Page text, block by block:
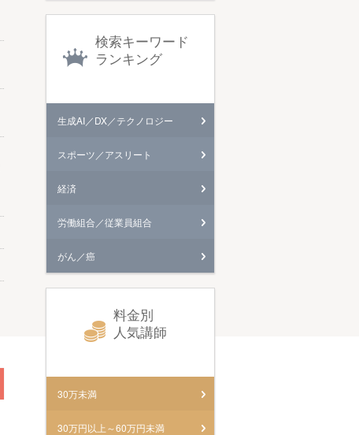
検索キーワード
ランキング
生成AI／DX／テクノロジー
スポーツ／アスリート
経済
労働組合／従業員組合
がん／癌
料金別
人気講師
30万未満
30万円以上～60万円未満